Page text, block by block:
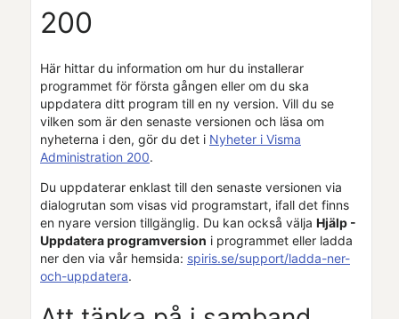
200
Här hittar du information om hur du installerar
programmet för första gången eller om du ska
uppdatera ditt program till en ny version. Vill du se
vilken som är den senaste versionen och läsa om
nyheterna i den, gör du det i Nyheter i Visma
Administration 200.
Du uppdaterar enklast till den senaste versionen via
dialogrutan som visas vid programstart, ifall det finns
en nyare version tillgänglig. Du kan också välja Hjälp -
Uppdatera programversion i programmet eller ladda
ner den via vår hemsida: spiris.se/support/ladda-ner-
och-uppdatera.